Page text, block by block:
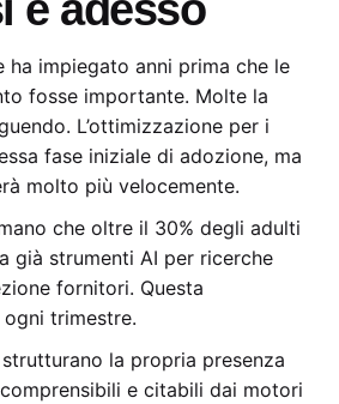
ha impiegato anni prima che le
fosse importante. Molte la
L’ottimizzazione per i
fase iniziale di adozione, ma
molto più velocemente.
che oltre il 30% degli adulti
già strumenti AI per ricerche
fornitori. Questa
trimestre.
la propria presenza
e citabili dai motori